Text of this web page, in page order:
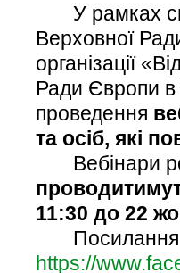
У рамках
Верховної
організації
Ради Європи в
проведення
та осіб, які
Вебінари
11:30 до 22
Посилання
https://